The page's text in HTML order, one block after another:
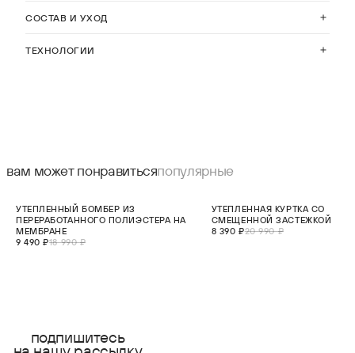
СОСТАВ И УХОД
ТЕХНОЛОГИИ
вам может понравитьсяпопулярные
УТЕПЛЕННЫЙ БОМБЕР ИЗ
ПЕРЕРАБОТАННОГО ПОЛИЭСТЕРА НА
МЕМБРАНЕ
9 490 ₽18 990 ₽
НОВИНКА
МАЛО
УТЕПЛЕННАЯ КУРТКА СО
СМЕЩЕННОЙ ЗАСТЕЖКОЙ
8 390 ₽20 990 ₽
подпишитесь